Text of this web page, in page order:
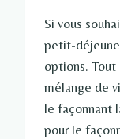
Si vous
petit-
options. Tout
mélange de
le façonnant
pour le